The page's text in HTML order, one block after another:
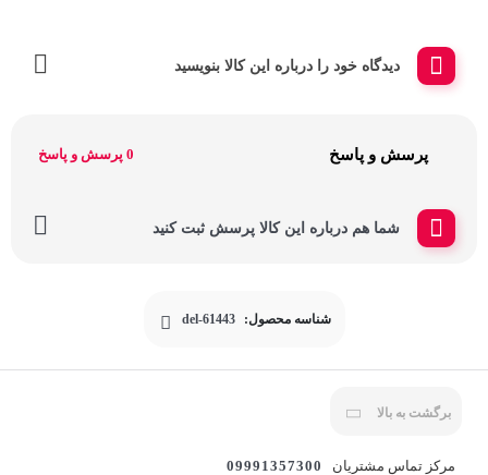
دیدگاه خود را درباره این کالا بنویسید
پرسش و پاسخ 0 پرسش و پاسخ
شما هم درباره این کالا پرسش ثبت کنید
شناسه محصول: del-61443
برگشت به بالا
مرکز تماس مشتریان
09991357300